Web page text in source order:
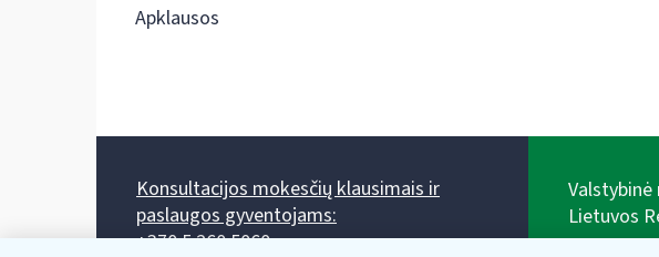
Apklausos
Konsultacijos mokesčių klausimais ir
paslaugos gyventojams:
+370 5 260 5060
Lietuvos